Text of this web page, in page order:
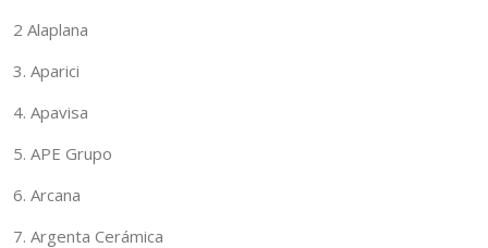
2 Alaplana
3. Aparici
4. Apavisa
5. APE Grupo
6. Arcana
7. Argenta Cerámica